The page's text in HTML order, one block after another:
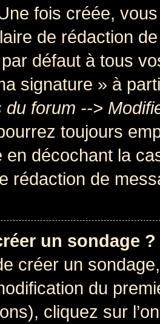
fois créée,
de rédaction
défaut à tous
signature » à
du forum -->
toujours
en décochant la
rédaction de
un sondage ?
créer un
du
cliquez sur